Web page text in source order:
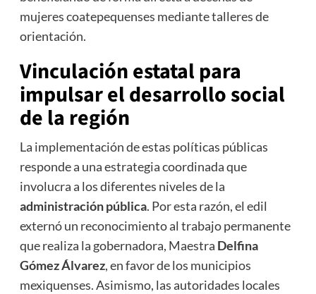
mujeres coatepequenses mediante talleres de
orientación.
Vinculación estatal para
impulsar el desarrollo social
de la región
La implementación de estas políticas públicas
responde a una estrategia coordinada que
involucra a los diferentes niveles de la
administración pública. Por esta razón, el edil
externó un reconocimiento al trabajo permanente
que realiza la gobernadora, Maestra Delfina
Gómez Álvarez, en favor de los municipios
mexiquenses. Asimismo, las autoridades locales